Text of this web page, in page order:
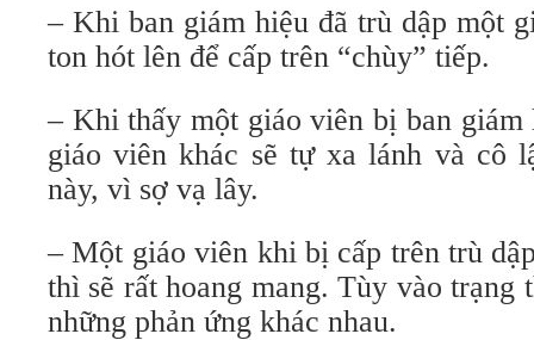
– Khi ban giám hiệu đã trù dập một
ton hót lên để cấp trên “chùy” tiếp.
– Khi thấy một giáo viên bị ban giám
giáo viên khác sẽ tự xa lánh và cô
này, vì sợ vạ lây.
– Một giáo viên khi bị cấp trên trù
thì sẽ rất hoang mang. Tùy vào trạng
những phản ứng khác nhau.